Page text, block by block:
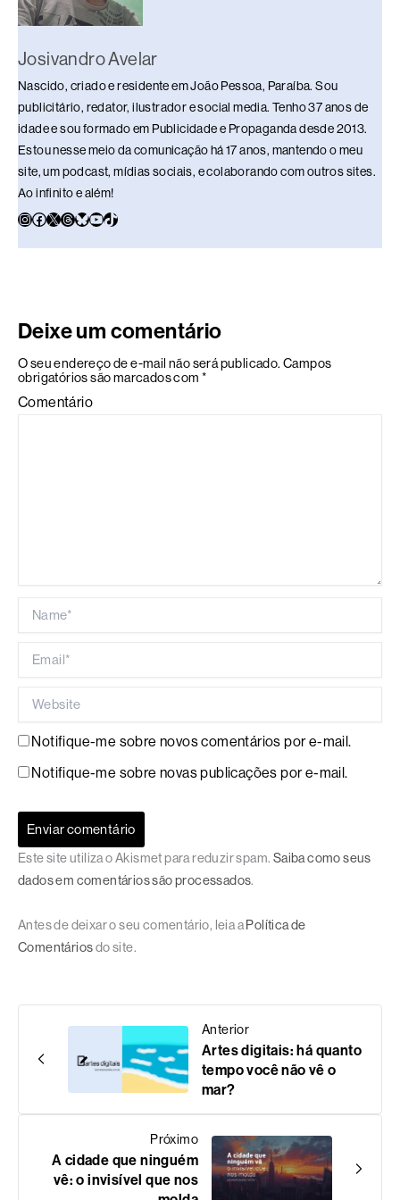
Josivandro Avelar
Nascido, criado e residente em João Pessoa, Paraíba. Sou
publicitário, redator, ilustrador e social media. Tenho 37 anos de
idade e sou formado em Publicidade e Propaganda desde 2013.
Estou nesse meio da comunicação há 17 anos, mantendo o meu
site, um podcast, mídias sociais, e colaborando com outros sites.
Ao infinito e além!
Deixe um comentário
O seu endereço de e-mail não será publicado. Campos
obrigatórios são marcados com *
Comentário
Notifique-me sobre novos comentários por e-mail.
Notifique-me sobre novas publicações por e-mail.
Este site utiliza o Akismet para reduzir spam. Saiba como seus
dados em comentários são processados.
Antes de deixar o seu comentário, leia aPolítica de
Comentáriosdo site.
Anterior
Artes digitais: há quanto
tempo você não vê o
mar?
Próximo
A cidade que ninguém
vê: o invisível que nos